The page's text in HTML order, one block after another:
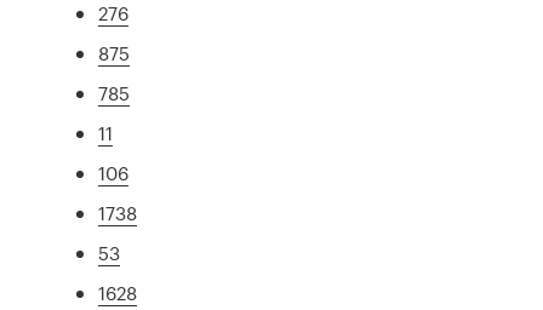
276
875
785
11
106
1738
53
1628